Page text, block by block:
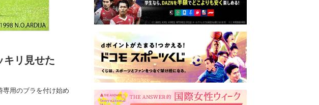
キリ見せた
用のブラを付け始め